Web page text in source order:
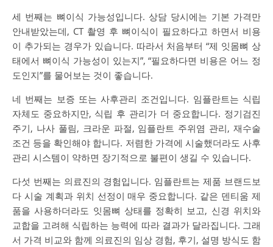
세 번째는 뼈이식 가능성입니다. 상담 당시에는 기본 가격만
안내받았는데, CT 촬영 후 뼈이식이 필요하다고 하면서 비용
이 추가되는 경우가 있습니다. 따라서 처음부터 “제 잇몸뼈 상
태에서 뼈이식 가능성이 있는지”, “필요하다면 비용은 어느 정
도인지”를 물어보는 것이 좋습니다.
네 번째는 보증 또는 사후관리 조건입니다. 임플란트는 식립
자체도 중요하지만, 식립 후 관리가 더 중요합니다. 정기검진
주기, 나사 풀림, 크라운 파절, 임플란트 주위염 관리, 재수술
조건 등을 확인해야 합니다. 저렴한 가격에 시술했더라도 사후
관리 시스템이 약하면 장기적으로 불편이 생길 수 있습니다.
다섯 번째는 의료진의 경험입니다. 임플란트는 제품 브랜드보
다 시술 계획과 위치 선정이 매우 중요합니다. 같은 덴티움 제
품을 사용하더라도 잇몸뼈 상태를 정확히 보고, 신경 위치와
교합을 고려해 식립하는 능력에 따라 결과가 달라집니다. 그래
서 가격 비교와 함께 의료진의 임상 경험, 후기, 설명 방식도 함